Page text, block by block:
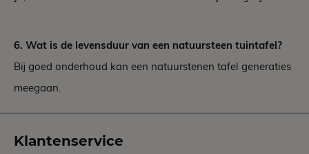
6. Wat is de levensduur van een natuursteen tuintafel?
Bij goed onderhoud kan een natuurstenen tafel generaties
meegaan.
Klantenservice